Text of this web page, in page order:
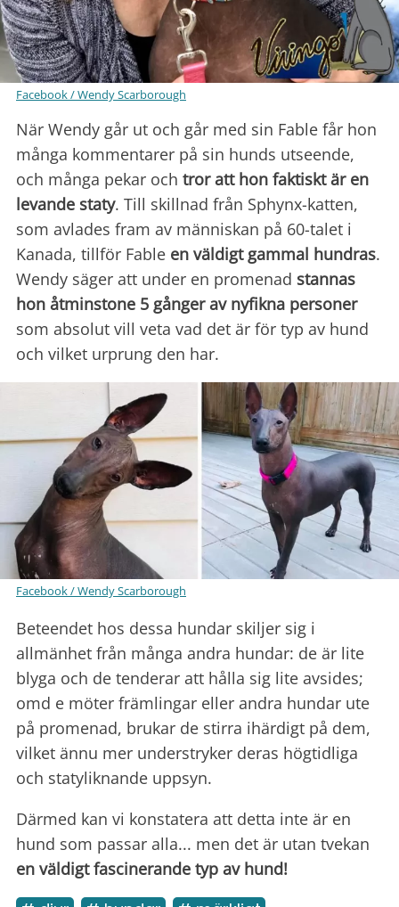
Facebook / Wendy Scarborough
När Wendy går ut och går med sin Fable får hon
många kommentarer på sin hunds utseende,
och många pekar och tror att hon faktiskt är en
levande staty. Till skillnad från Sphynx-katten,
som avlades fram av människan på 60-talet i
Kanada, tillför Fable en väldigt gammal hundras.
Wendy säger att under en promenad stannas
hon åtminstone 5 gånger av nyfikna personer
som absolut vill veta vad det är för typ av hund
och vilket urprung den har.
Facebook / Wendy Scarborough
Beteendet hos dessa hundar skiljer sig i
allmänhet från många andra hundar: de är lite
blyga och de tenderar att hålla sig lite avsides;
omd e möter främlingar eller andra hundar ute
på promenad, brukar de stirra ihärdigt på dem,
vilket ännu mer understryker deras högtidliga
och statyliknande uppsyn.
Därmed kan vi konstatera att detta inte är en
hund som passar alla... men det är utan tvekan
en väldigt fascinerande typ av hund!